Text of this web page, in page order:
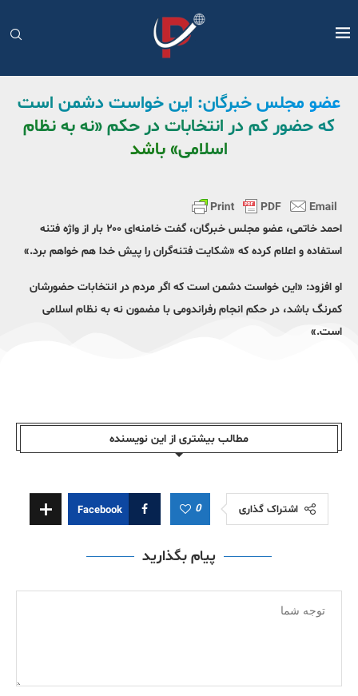
عضو مجلس خبرگان: این خواست دشمن است
که حضور کم در انتخابات در حکم «نه به نظام
اسلامی» باشد
احمد خاتمی، عضو مجلس خبرگان،‌ گفت خامنه‌ای ۲۰۰ بار از واژه‌ فتنه
استفاده و اعلام کرده که «شکایت فتنه‌گران را پیش خدا هم خواهم برد.»
او افزود: «این خواست دشمن است که اگر مردم در انتخابات حضورشان
کمرنگ باشد، در حکم انجام رفراندومی با مضمون نه به نظام اسلامی
است.»
مطالب بیشتری از این نویسندە
اشتراک گذاری 0
Facebook
پیام بگذارید